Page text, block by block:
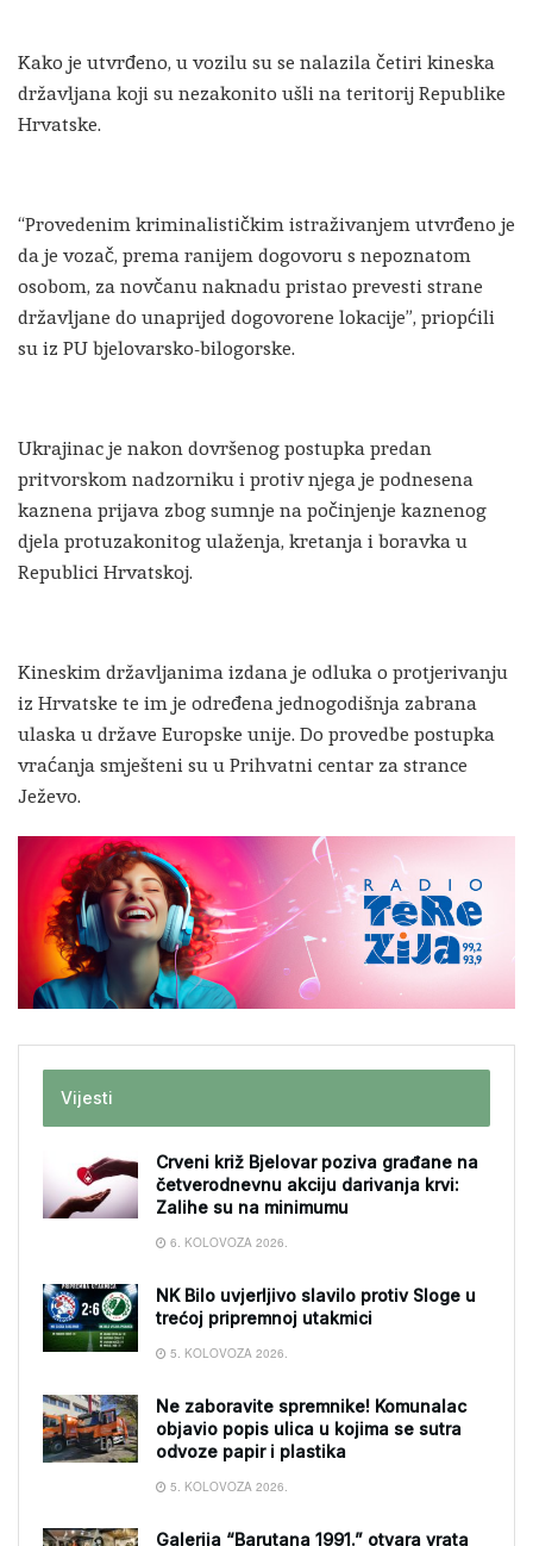
Kako je utvrđeno, u vozilu su se nalazila četiri kineska
državljana koji su nezakonito ušli na teritorij Republike
Hrvatske.
“Provedenim kriminalističkim istraživanjem utvrđeno je
da je vozač, prema ranijem dogovoru s nepoznatom
osobom, za novčanu naknadu pristao prevesti strane
državljane do unaprijed dogovorene lokacije”, priopćili
su iz PU bjelovarsko-bilogorske.
Ukrajinac je nakon dovršenog postupka predan
pritvorskom nadzorniku i protiv njega je podnesena
kaznena prijava zbog sumnje na počinjenje kaznenog
djela protuzakonitog ulaženja, kretanja i boravka u
Republici Hrvatskoj.
Kineskim državljanima izdana je odluka o protjerivanju
iz Hrvatske te im je određena jednogodišnja zabrana
ulaska u države Europske unije. Do provedbe postupka
vraćanja smješteni su u Prihvatni centar za strance
Ježevo.
Vijesti
Crveni križ Bjelovar poziva građane na
četverodnevnu akciju darivanja krvi:
Zalihe su na minimumu
6. KOLOVOZA 2026.
NK Bilo uvjerljivo slavilo protiv Sloge u
trećoj pripremnoj utakmici
5. KOLOVOZA 2026.
Ne zaboravite spremnike! Komunalac
objavio popis ulica u kojima se sutra
odvoze papir i plastika
5. KOLOVOZA 2026.
Galerija “Barutana 1991.” otvara vrata